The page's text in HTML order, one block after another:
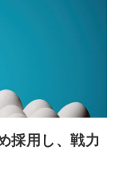
採用し、戦力